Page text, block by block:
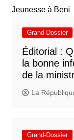
Grand-Dossier
Éditorial :
la bonne
de la
La
Grand-Dossier